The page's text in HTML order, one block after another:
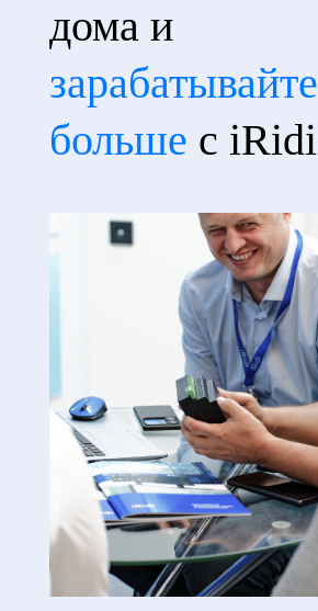
дома и
зарабатывайте
больше с iRidi